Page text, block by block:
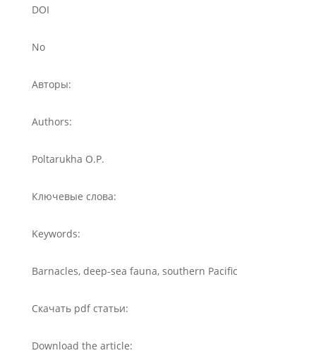
DOI
No
Авторы:
Authors:
Poltarukha O.P.
Ключевые слова:
Keywords:
Barnacles, deep-sea fauna, southern Pacific
Скачать pdf статьи:
Download the article: